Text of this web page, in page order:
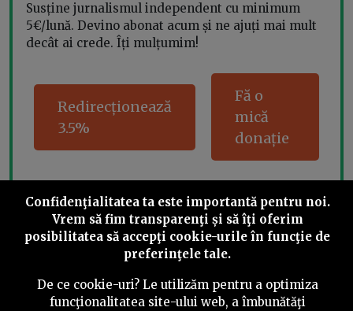
Susține jurnalismul independent cu minimum
5€/lună. Devino abonat acum și ne ajuți mai mult
decât ai crede. Îți mulțumim!
Redirecționează
3.5%
Fă o
mică
donație
Share this
Confidenţialitatea ta este importantă pentru noi.
Vrem să fim transparenţi și să îţi oferim
posibilitatea să accepţi cookie-urile în funcţie de
preferinţele tale.
De ce cookie-uri? Le utilizăm pentru a optimiza
funcţionalitatea site-ului web, a îmbunătăţi